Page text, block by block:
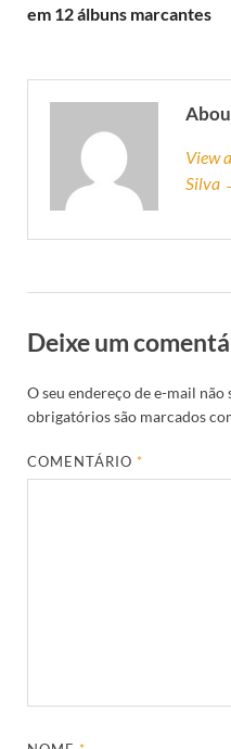
em 12 álbuns marcantes
View
Silva
Deixe um
O seu endereço de e-mail não
obrigatórios são marcados
COMENTÁRIO*